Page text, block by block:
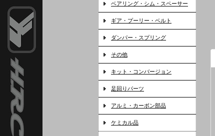
ベアリング・シム・スペーサー
ギア・プーリー・ベルト
ダンパー・スプリング
その他
キット・コンバージョン
足回りパーツ
アルミ・カーボン部品
ケミカル品